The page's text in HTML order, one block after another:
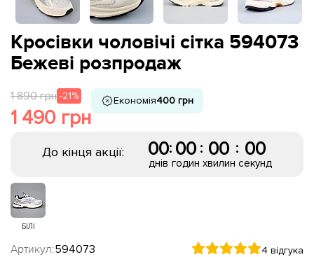
Кросівки чоловічі сітка 594073
Бежеві розпродаж
1 890 грн -21%
1 490 грн
Економія400 грн
До кінця акції: 00
днів
: 00
годин
: 00
хвилин
: 00
секунд
БІЛІ
Артикул:594073 4 відгука